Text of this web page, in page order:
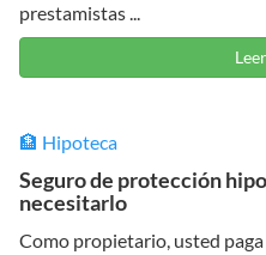
prestamistas ...
🏦 Hipoteca
Seguro de protección
necesitarlo
Como propietario, usted